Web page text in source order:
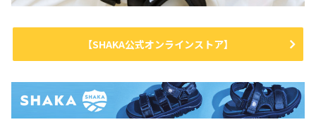
【SHAKA公式オンラインストア】